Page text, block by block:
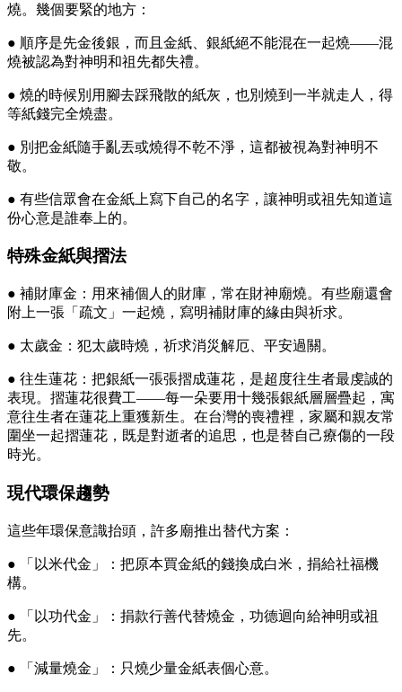
燒。幾個要緊的地方：
● 順序是先金後銀，而且金紙、銀紙絕不能混在一起燒——混
燒被認為對神明和祖先都失禮。
● 燒的時候別用腳去踩飛散的紙灰，也別燒到一半就走人，得
等紙錢完全燒盡。
● 別把金紙隨手亂丟或燒得不乾不淨，這都被視為對神明不
敬。
● 有些信眾會在金紙上寫下自己的名字，讓神明或祖先知道這
份心意是誰奉上的。
特殊金紙與摺法
● 補財庫金：用來補個人的財庫，常在財神廟燒。有些廟還會
附上一張「疏文」一起燒，寫明補財庫的緣由與祈求。
● 太歲金：犯太歲時燒，祈求消災解厄、平安過關。
● 往生蓮花：把銀紙一張張摺成蓮花，是超度往生者最虔誠的
表現。摺蓮花很費工——每一朵要用十幾張銀紙層層疊起，寓
意往生者在蓮花上重獲新生。在台灣的喪禮裡，家屬和親友常
圍坐一起摺蓮花，既是對逝者的追思，也是替自己療傷的一段
時光。
現代環保趨勢
這些年環保意識抬頭，許多廟推出替代方案：
● 「以米代金」：把原本買金紙的錢換成白米，捐給社福機
構。
● 「以功代金」：捐款行善代替燒金，功德迴向給神明或祖
先。
● 「減量燒金」：只燒少量金紙表個心意。